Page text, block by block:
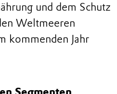
und dem Schutz
Weltmeeren
kommenden Jahr